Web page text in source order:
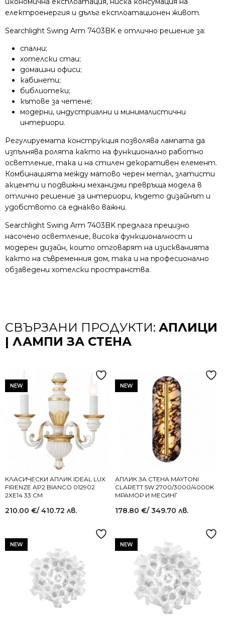
електроенергия и дълъг експлоатационен живот.
Searchlight Swing Arm 7403BK е отлично решение за:
спални;
хотелски стаи;
домашни офиси;
кабинети;
библиотеки;
кътове за четене;
модерни, индустриални и минималистични
интериори.
Регулируемата конструкция позволява лампата да
изпълнява ролята както на функционално работно
осветление, така и на стилен декоративен елемент.
Комбинацията между матово черен метал, златисти
акценти и подвижни механизми превръща модела в
отлично решение за интериори, където дизайнът и
удобството са еднакво важни.
Searchlight Swing Arm 7403BK предлага прецизно
насочено осветление, висока функционалност и
модерен дизайн, които отговарят на изискванията
както на съвременния дом, така и на професионално
обзаведени хотелски пространства.
СВЪРЗАНИ ПРОДУКТИ: АПЛИЦИ
| ЛАМПИ ЗА СТЕНА
NEW
КЛАСИЧЕСКИ АПЛИК IDEAL LUX
FIRENZE AP2 BIANCO 012902
2XE14 33 СМ
210.00 €/ 410.72 лв.
NEW
АПЛИК ЗА СТЕНА MAYTONI
CLARETT 5W 2700/3000/4000K
МРАМОР И МЕСИНГ
178.80 €/ 349.70 лв.
NEW NEW